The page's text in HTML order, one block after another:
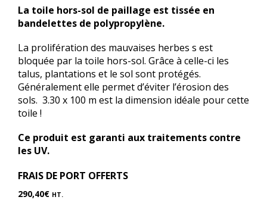
0
s
u
r
La toile hors-sol de paillage est tissée en
bandelettes de polypropylène.
La prolifération des mauvaises herbes s est
bloquée par la toile hors-sol. Grâce à celle-ci les
talus, plantations et le sol sont protégés.
Généralement elle permet d’éviter l’érosion des
sols. 3.30 x 100 m est la dimension idéale pour cette
toile !
Ce produit est garanti aux traitements contre
les UV.
FRAIS DE PORT OFFERTS
290,40€ HT.